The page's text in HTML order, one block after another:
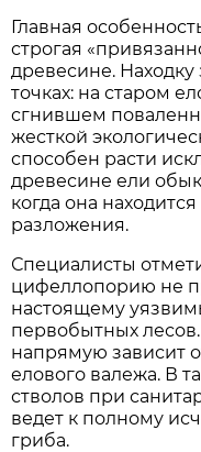
Главная
строгая
древесине. Находку
точках: на старом
сгнившем
жесткой
способен расти
древесине ели
когда она
разложения.
Специалисты
цифеллопорию не
настоящему
первобытных
напрямую зависит
елового валежа. В
стволов при
ведет к полному
гриба.